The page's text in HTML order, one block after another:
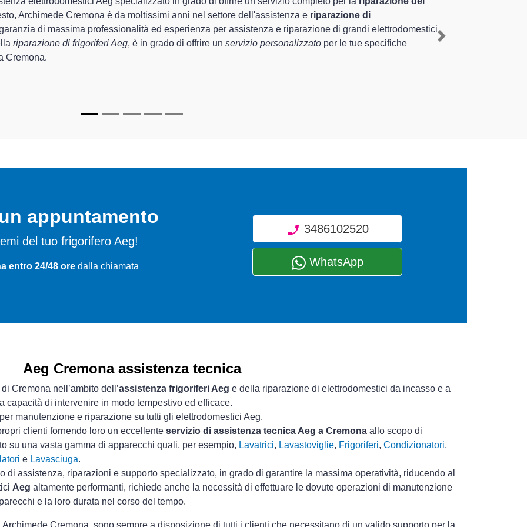
sistemazione e lariparazione del tuo frigorifero Aeg a Cremona, mediante il ripristino rapido del corretto
di Archimede Cremona sono in grado di fornire interventi di diverse tipologie sugli elettrodomestici da riparare
funzionanti e durare a lungo nel tempo.
Next
appuntamento
del tuo frigorifero Aeg!
entro 24/48 ore dalla chiamata
3486102520
WhatsApp
Aeg Cremona assistenza tecnica
Cremona nell’ambito dell’assistenza frigoriferi Aeg e della riparazione di elettrodomestici da incasso e a
capacità di intervenire in modo tempestivo ed efficace.
per manutenzione e riparazione su tutti gli elettrodomestici Aeg.
clienti fornendo loro un eccellente servizio di assistenza tecnica Aeg a Cremona allo scopo di
su una vasta gamma di apparecchi quali, per esempio, Lavatrici, Lavastoviglie, Frigoriferi, Condizionatori,
e Lavasciuga.
di assistenza, riparazioni e supporto specializzato, in grado di garantire la massima operatività, riducendo al
Aeg altamente performanti, richiede anche la necessità di effettuare le dovute operazioni di manutenzione
e la loro durata nel corso del tempo.
Archimede Cremona, sono sempre a disposizione di tutti i clienti che necessitano di un valido supporto per la